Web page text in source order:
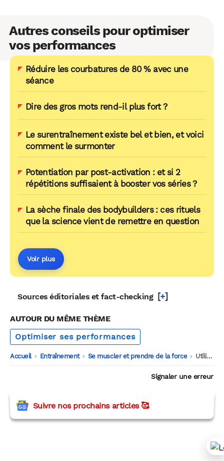
Autres conseils pour optimiser
vos performances
Réduire les courbatures de 80 % avec une
séance
Dire des gros mots rend-il plus fort ?
Le surentraînement existe bel et bien, et voici
comment le surmonter
Potentiation par post-activation : et si 2
répétitions suffisaient à booster vos séries ?
La sèche finale des bodybuilders : ces rituels
que la science vient de remettre en question
Voir plus
Sources éditoriales et fact-checking [+]
AUTOUR DU MÊME THÈME
Optimiser ses performances
Accueil -
Entraînement -
Se muscler et prendre de la force -
Utilisation et impact du froid sur la récupération chez les sportifs
Signaler une erreur
Suivre nos prochains articles 🥰